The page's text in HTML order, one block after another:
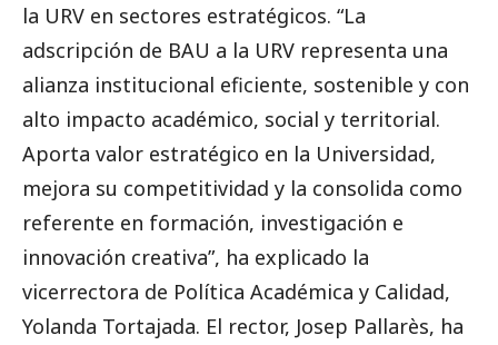
la URV en sectores estratégicos. “La
adscripción de BAU a la URV representa una
alianza institucional eficiente, sostenible y con
alto impacto académico, social y territorial.
Aporta valor estratégico en la Universidad,
mejora su competitividad y la consolida como
referente en formación, investigación e
innovación creativa”, ha explicado la
vicerrectora de Política Académica y Calidad,
Yolanda Tortajada. El rector, Josep Pallarès, ha